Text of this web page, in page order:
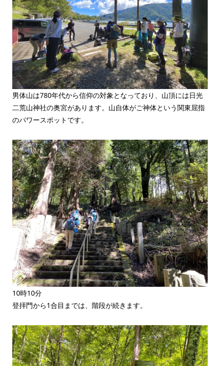
男体山は780年代から信仰の対象となっており、山頂には日光
二荒山神社の奥宮があります。山自体がご神体という関東屈指
のパワースポットです。
10時10分
登拝門から1合目までは、階段が続きます。